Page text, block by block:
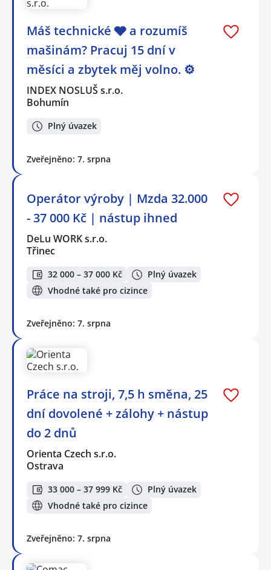
Máš technické 🩶 a rozumíš
mašinám? Pracuj 15 dní v
měsíci a zbytek měj volno. ⚙
INDEX NOSLUŠ s.r.o.
Bohumín
Plný úvazek
Zveřejněno: 7. srpna
Operátor výroby | Mzda 32.000
- 37 000 Kč | nástup ihned
DeLu WORK s.r.o.
Třinec
32 000 – 37 000 Kč
Plný úvazek
Vhodné také pro cizince
Zveřejněno: 7. srpna
Práce na stroji, 7,5 h směna, 25
dní dovolené + zálohy + nástup
do 2 dnů
Orienta Czech s.r.o.
Ostrava
33 000 – 37 999 Kč
Plný úvazek
Vhodné také pro cizince
Zveřejněno: 7. srpna